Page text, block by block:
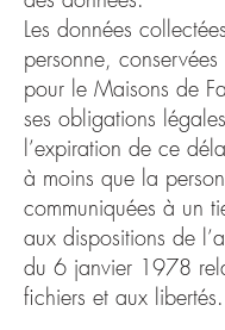
Les données
personne,
pour le Maisons de
ses obligations
l’expiration de ce
à moins que la
communiquées à un
aux dispositions de
du 6 janvier 1978
fichiers et aux libertés.